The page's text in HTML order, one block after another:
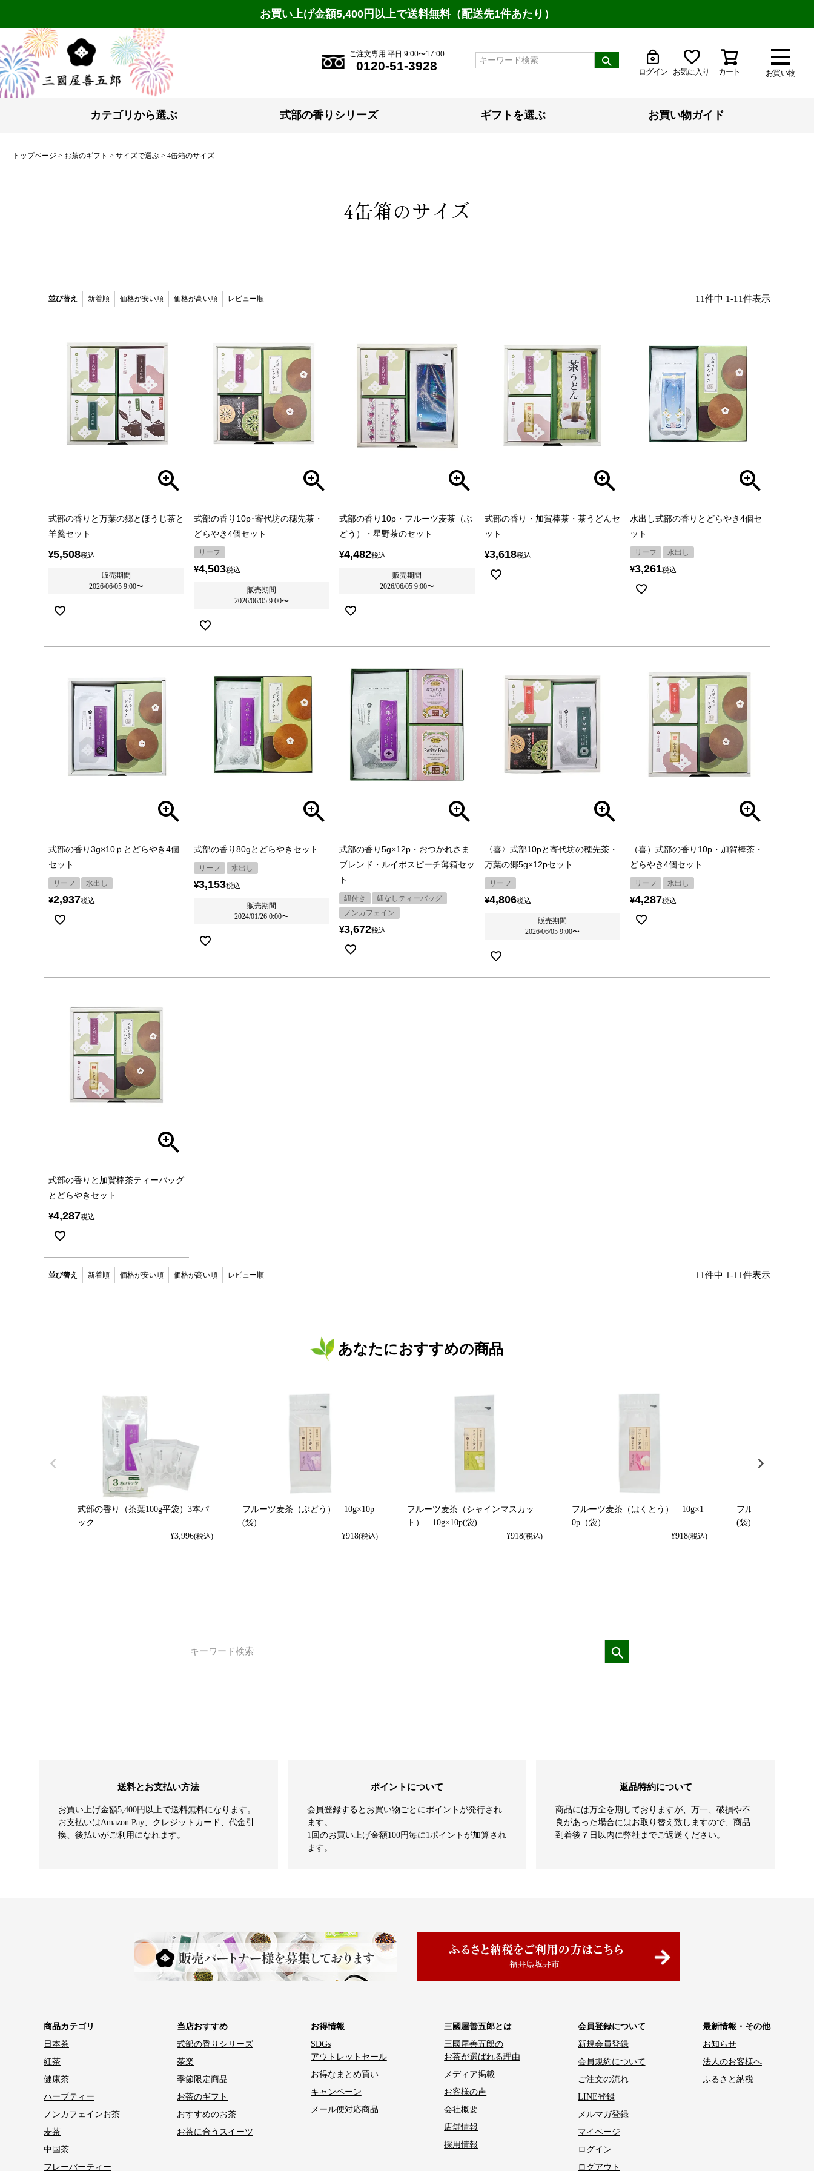
お買い上げ金額5,400円以上で送料無料（配送先1件あたり）
お買い物
ご注文専用 平日 9:00〜17:00
0120-51-3928 ログイン お気に入り カート
カテゴリから選ぶ 式部の香りシリーズ ギフトを選ぶ お買い物ガイド
トップページ お茶のギフト サイズで選ぶ 4缶箱のサイズ
4缶箱のサイズ
並び替え 新着順 価格が安い順 価格が高い順 レビュー順 11件中 1-11件表示
式部の香りと万葉の郷とほうじ茶と
羊羹セット
¥5,508税込
販売期間
2026/06/05 9:00〜
式部の香り10p･寄代坊の穂先茶・
どらやき4個セット
リーフ
¥4,503税込
販売期間
2026/06/05 9:00〜
式部の香り10p・フルーツ麦茶（ぶ
どう）・星野茶のセット
¥4,482税込
販売期間
2026/06/05 9:00〜
式部の香り・加賀棒茶・茶うどんセ
ット
¥3,618税込
水出し式部の香りとどらやき4個セ
ット
リーフ 水出し
¥3,261税込
式部の香り3g×10ｐとどらやき4個
セット
リーフ 水出し
¥2,937税込
式部の香り80gとどらやきセット
リーフ 水出し
¥3,153税込
販売期間
2024/01/26 0:00〜
式部の香り5g×12p・おつかれさま
ブレンド・ルイボスピーチ薄箱セッ
ト
紐付き
紐なしティーバッグ
ノンカフェイン
¥3,672税込
〈喜〉式部10pと寄代坊の穂先茶・
万葉の郷5g×12pセット
リーフ
¥4,806税込
販売期間
2026/06/05 9:00〜
（喜）式部の香り10p・加賀棒茶・
どらやき4個セット
リーフ 水出し
¥4,287税込
式部の香りと加賀棒茶ティーバッグ
とどらやきセット
¥4,287税込
並び替え 新着順 価格が安い順 価格が高い順 レビュー順 11件中 1-11件表示
あなたにおすすめの商品
式部の香り（茶葉100g平袋）3本パ
ック
¥3,996(税込)
フルーツ麦茶（ぶどう） 10g×10p
(袋)
¥918(税込)
フルーツ麦茶（シャインマスカッ
ト） 10g×10p(袋)
¥918(税込)
フルーツ麦茶（はくとう） 10g×1
0p（袋）
¥918(税込)
フルーツ麦茶（れ
(袋)
送料とお支払い方法
お買い上げ金額5,400円以上で送料無料になります。
お支払いはAmazon Pay、クレジットカード、代金引
換、後払いがご利用になれます。
ポイントについて
会員登録するとお買い物ごとにポイントが発行され
ます。
1回のお買い上げ金額100円毎に1ポイントが加算され
ます。
返品特約について
商品には万全を期しておりますが、万一、破損や不
良があった場合にはお取り替え致しますので、商品
到着後７日以内に弊社までご返送ください。
商品カテゴリ
日本茶
紅茶
健康茶
ハーブティー
ノンカフェインお茶
麦茶
中国茶
フレーバーティー
当店おすすめ
式部の香りシリーズ
茶楽
季節限定商品
お茶のギフト
おすすめのお茶
お茶に合うスイーツ
お得情報
SDGs
アウトレットセール
お得なまとめ買い
キャンペーン
メール便対応商品
三國屋善五郎とは
三國屋善五郎の
お茶が選ばれる理由
メディア掲載
お客様の声
会社概要
店舗情報
採用情報
会員登録について
新規会員登録
会員規約について
ご注文の流れ
LINE登録
メルマガ登録
マイページ
ログイン
ログアウト
最新情報・その他
お知らせ
法人のお客様へ
ふるさと納税